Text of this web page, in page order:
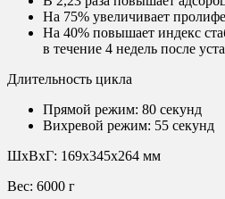
На 75% увеличивает
На 40% повышает индекс
в течение 4 недель после
Длительность цикла
Прямой режим: 80 секунд
Вихревой режим: 55 секунд
ШxВxГ: 169x345x264 мм
Вес: 6000 г